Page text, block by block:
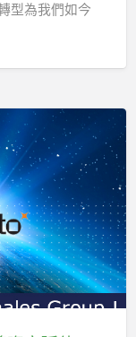
型為我們如今